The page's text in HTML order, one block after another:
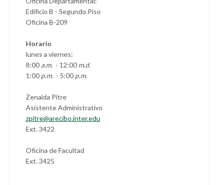
Edificio B - Segundo Piso
Oficina B-209
Horario
lunes a viernes:
8:00 a.m. - 12:00 m.d.
1:00 p.m. - 5:00 p.m.
Zenaida Pitre
Asistente Administrativo
zpitre@arecibo.inter.edu
Ext. 3422
Oficina de Facultad
Ext. 3425